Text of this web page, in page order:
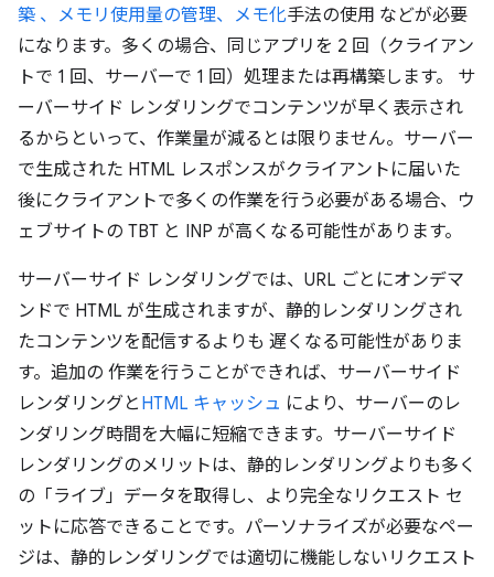
築 、メモリ使用量の管理、 メモ化手法の使用 などが必要
になります。多くの場合、同じアプリを 2 回（クライアン
トで 1 回、サーバーで 1 回）処理または再構築します。 サ
ーバーサイド レンダリングでコンテンツが早く表示され
るからといって、作業量が減るとは限りません。サーバー
で生成された HTML レスポンスがクライアントに届いた
後にクライアントで多くの作業を行う必要がある場合、ウ
ェブサイトの TBT と INP が高くなる可能性があります。
サーバーサイド レンダリングでは、URL ごとにオンデマ
ンドで HTML が生成されますが、静的レンダリングされ
たコンテンツを配信するよりも 遅くなる可能性がありま
す。追加の 作業を行うことができれば、サーバーサイド
レンダリングと HTML キャッシュ により、サーバーのレ
ンダリング時間を大幅に短縮できます。サーバーサイド
レンダリングのメリットは、静的レンダリングよりも多く
の「ライブ」データを取得し、より完全なリクエスト セ
ットに応答できることです。パーソナライズが必要なペー
ジは、静的レンダリングでは適切に機能しないリクエスト